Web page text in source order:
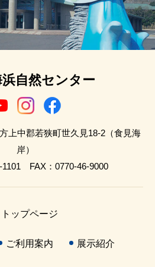
自然センター
上中郡若狭町世久見18-2（食見海
岸）
1101 FAX：0770-46-9000
トップページ
ご利用案内 展示紹介